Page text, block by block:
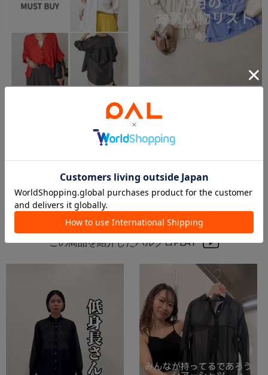
2025.03.27
Jena espace merveilleux
2025.03.24
この商品を紹介したパルクロPLAY